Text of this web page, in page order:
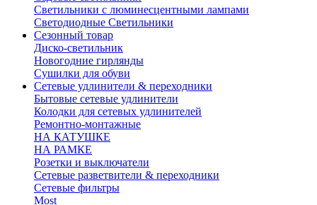
Светильники с люминесцентными лампами
Светодиодные Светильники
Сезонный товар
Диско-светильник
Новогодние гирлянды
Сушилки для обуви
Сетевые удлинители & переходники
Бытовые сетевые удлинители
Колодки для сетевых удлинителей
Ремонтно-монтажные
НА КАТУШКЕ
НА РАМКЕ
Розетки и выключатели
Сетевые разветвители & переходники
Сетевые фильтры
Most